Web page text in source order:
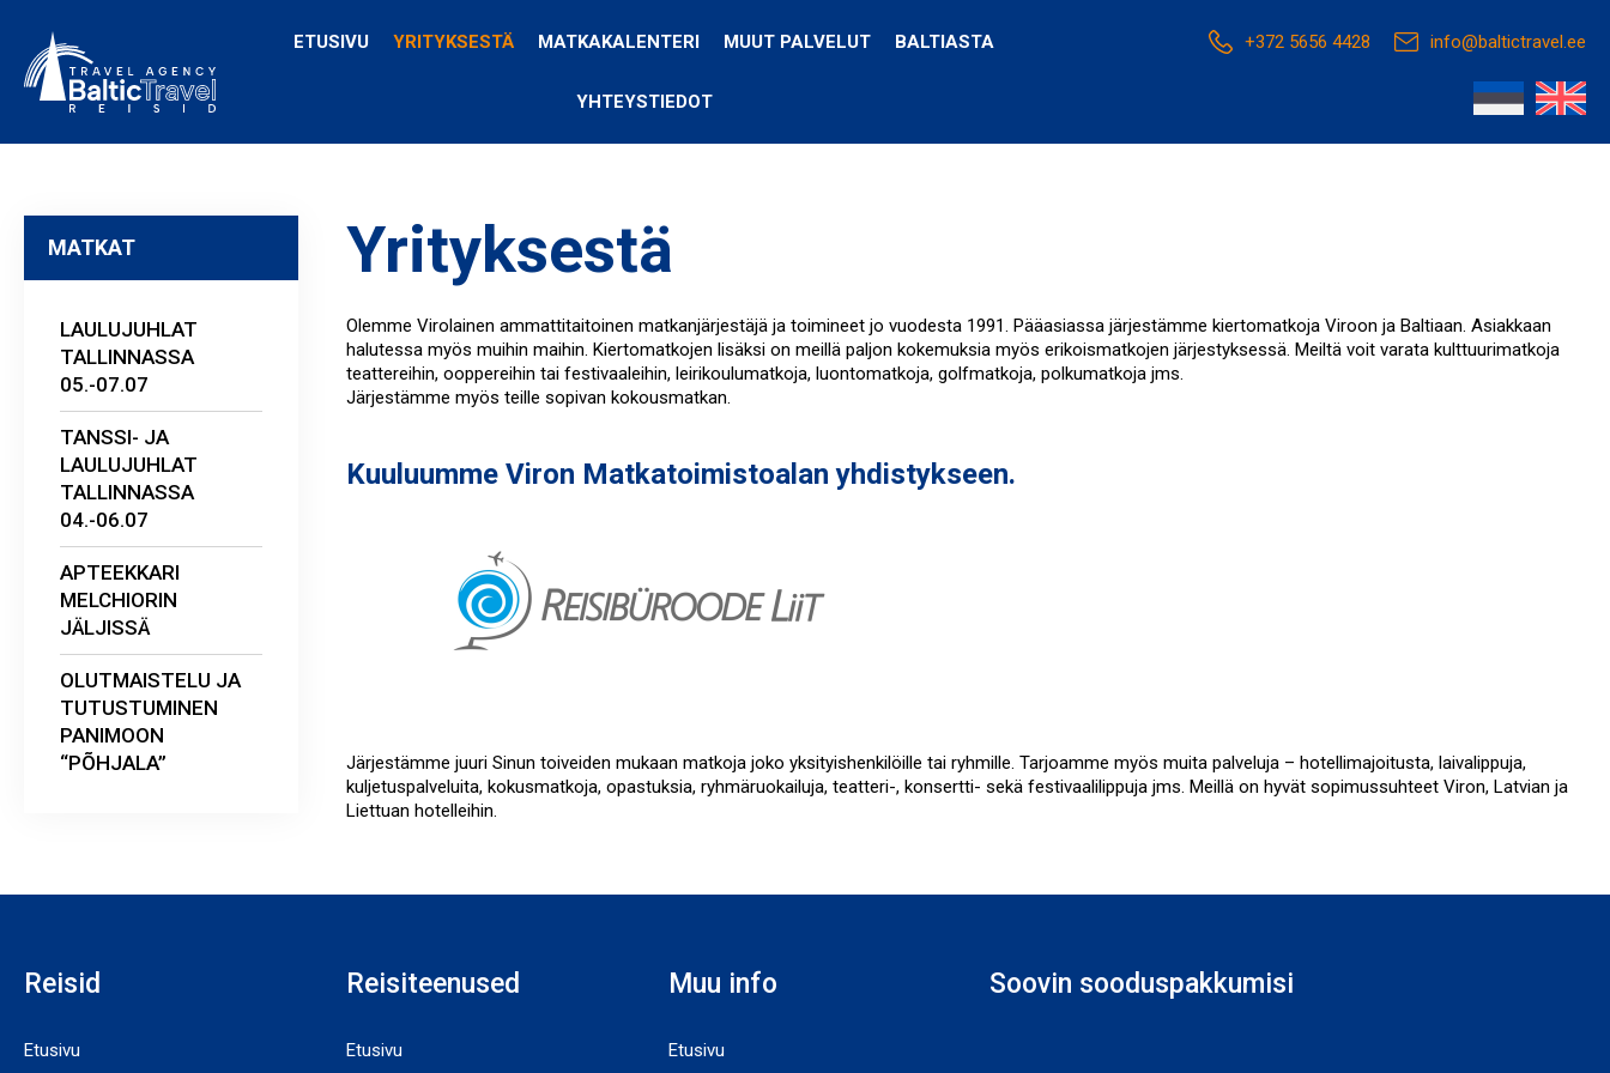
ETUSIVU YRITYKSESTÄ MATKAKALENTERI MUUT PALVELUT BALTIASTA
YHTEYSTIEDOT
+372 5656 4428 info@baltictravel.ee
MATKAT
LAULUJUHLAT
TALLINNASSA
05.-07.07
TANSSI- JA
LAULUJUHLAT
TALLINNASSA
04.-06.07
APTEEKKARI
MELCHIORIN
JÄLJISSÄ
OLUTMAISTELU JA
TUTUSTUMINEN
PANIMOON
“PÕHJALA”
Yrityksestä
Olemme Virolainen ammattitaitoinen matkanjärjestäjä ja toimineet jo vuodesta 1991. Pääasiassa järjestämme kiertomatkoja Viroon ja Baltiaan. Asiakkaan
halutessa myös muihin maihin. Kiertomatkojen lisäksi on meillä paljon kokemuksia myös erikoismatkojen järjestyksessä. Meiltä voit varata kulttuurimatkoja
teattereihin, ooppereihin tai festivaaleihin, leirikoulumatkoja, luontomatkoja, golfmatkoja, polkumatkoja jms.
Järjestämme myös teille sopivan kokousmatkan.
Kuuluumme Viron Matkatoimistoalan yhdistykseen.
Järjestämme juuri Sinun toiveiden mukaan matkoja joko yksityishenkilöille tai ryhmille. Tarjoamme myös muita palveluja – hotellimajoitusta, laivalippuja,
kuljetuspalveluita, kokusmatkoja, opastuksia, ryhmäruokailuja, teatteri-, konsertti- sekä festivaalilippuja jms. Meillä on hyvät sopimussuhteet Viron, Latvian ja
Liettuan hotelleihin.
Reisid
Etusivu
Reisiteenused
Etusivu
Muu info
Etusivu
Soovin sooduspakkumisi